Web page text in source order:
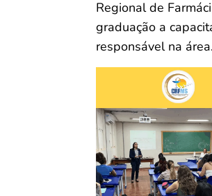
Regional de
graduação a
responsável na área.